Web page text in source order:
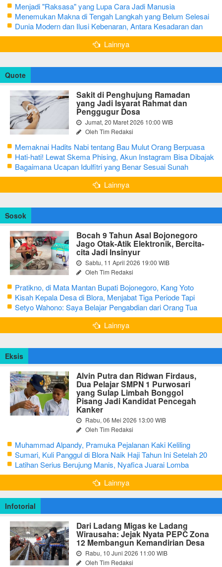
Menjadi "Raksasa" yang Lupa Cara Jadi Manusia
Menemukan Makna di Tengah Langkah yang Belum Selesai
Dunia Modern dan Ilusi Kebenaran, Antara Kesadaran dan
terjebak Tipu Daya
Lainnya
Quote
Sakit di Penghujung Ramadan
yang Jadi Isyarat Rahmat dan
Penggugur Dosa
Jumat, 20 Maret 2026 10:00 WIB
Oleh Tim Redaksi
Memaknai Hadits Nabi tentang Bau Mulut Orang Berpuasa
Secara Bijak Agar Tidak Menggangu
Hati-hati! Lewat Skema Phising, Akun Instagram Bisa Dibajak
Kurang dari 3 Menit
Bagaimana Ucapan Idulfitri yang Benar Sesuai Sunah
Rasulullah
Lainnya
Sosok
Bocah 9 Tahun Asal Bojonegoro
Jago Otak-Atik Elektronik, Bercita-
cita Jadi Insinyur
Sabtu, 11 April 2026 19:00 WIB
Oleh Tim Redaksi
Pratikno, di Mata Mantan Bupati Bojonegoro, Kang Yoto
Kisah Kepala Desa di Blora, Menjabat Tiga Periode Tapi
Masih Hidup Sederhana
Setyo Wahono: Saya Belajar Pengabdian dari Orang Tua
Lainnya
Eksis
Alvin Putra dan Ridwan Firdaus,
Dua Pelajar SMPN 1 Purwosari
yang Sulap Limbah Bonggol
Pisang Jadi Kandidat Pencegah
Kanker
Rabu, 06 Mei 2026 13:00 WIB
Oleh Tim Redaksi
Muhammad Alpandy, Pramuka Pejalanan Kaki Keliling
Nusantara dengan Misi Literasi Budaya
Sumari, Kuli Panggul di Blora Naik Haji Tahun Ini Setelah 20
Tahun Sisihkan Uang Receh
Latihan Serius Berujung Manis, Nyafica Juarai Lomba
Bertutur tentang Nilai Hidup Orang Samin
Lainnya
Infotorial
Dari Ladang Migas ke Ladang
Wirausaha: Jejak Nyata PEPC Zona
12 Membangun Kemandirian Desa
Rabu, 10 Juni 2026 11:00 WIB
Oleh Tim Redaksi